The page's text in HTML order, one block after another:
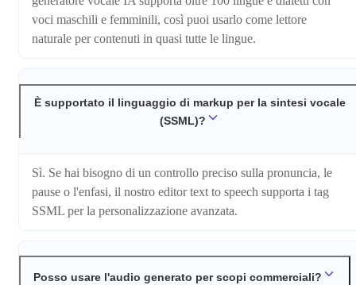
voci maschili e femminili, così puoi usarlo come lettore
naturale per contenuti in quasi tutte le lingue.
È supportato il linguaggio di markup per la sintesi vocale
(SSML)?
Sì. Se hai bisogno di un controllo preciso sulla pronuncia, le
pause o l'enfasi, il nostro editor text to speech supporta i tag
SSML per la personalizzazione avanzata.
Posso usare l'audio generato per scopi commerciali?